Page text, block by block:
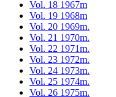
Vol. 18 1967m
Vol. 19 1968m
Vol. 20 1969m.
Vol. 21 1970m.
Vol. 22 1971m.
Vol. 23 1972m.
Vol. 24 1973m.
Vol. 25 1974m.
Vol. 26 1975m.